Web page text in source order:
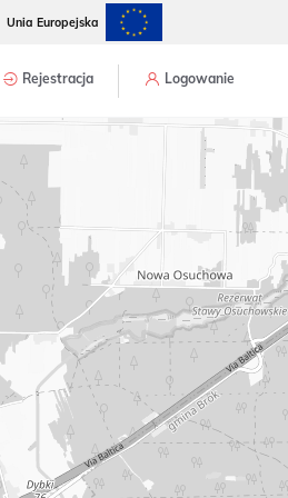
Unia Europejska
Rejestracja Logowanie